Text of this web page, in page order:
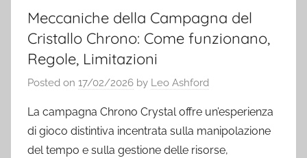
Meccaniche della Campagna del
Cristallo Chrono: Come funzionano,
Regole, Limitazioni
Posted on 17/02/2026 by Leo Ashford
La campagna Chrono Crystal offre un’esperienza
di gioco distintiva incentrata sulla manipolazione
del tempo e sulla gestione delle risorse,